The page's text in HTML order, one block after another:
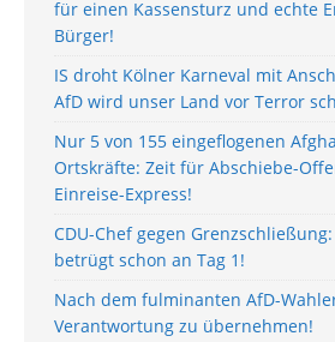
für einen Kassensturz und echte
Bürger!
IS droht Kölner Karneval mit
AfD wird unser Land vor Terror
Nur 5 von 155 eingeflogenen
Ortskräfte: Zeit für Abschiebe-
Einreise-Express!
CDU-Chef gegen
betrügt schon an Tag 1!
Nach dem fulminanten AfD-
Verantwortung zu übernehmen!